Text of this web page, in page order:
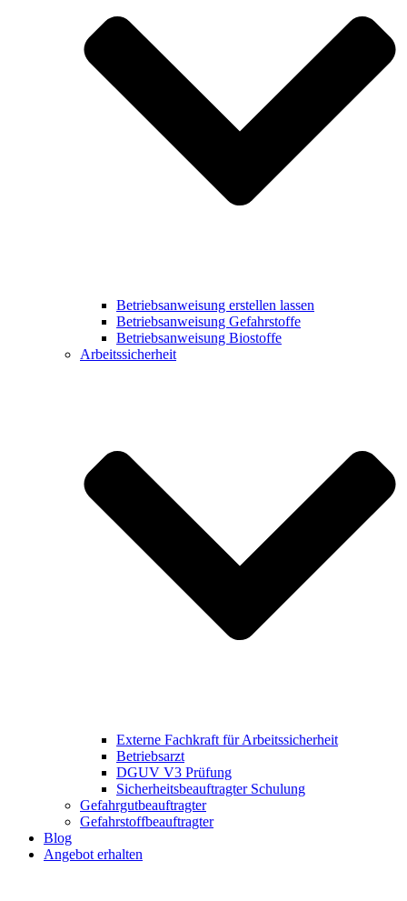
Betriebsanweisung erstellen lassen
Betriebsanweisung Gefahrstoffe
Betriebsanweisung Biostoffe
Arbeitssicherheit
Externe Fachkraft für Arbeitssicherheit
Betriebsarzt
DGUV V3 Prüfung
Sicherheitsbeauftragter Schulung
Gefahrgutbeauftragter
Gefahrstoffbeauftragter
Blog
Angebot erhalten